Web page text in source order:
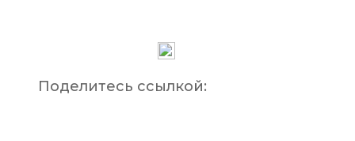
Поделитесь ссылкой: